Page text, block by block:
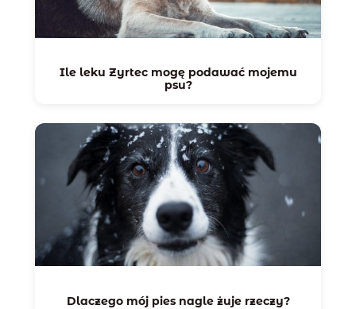
Ile leku Zyrtec mogę podawać mojemu
psu?
Dlaczego mój pies nagle żuje rzeczy?